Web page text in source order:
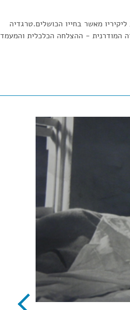
מאשר בחייו הכושלים.טרגדיה
המודרנית - ההצלחה הכלכלית והמעמד